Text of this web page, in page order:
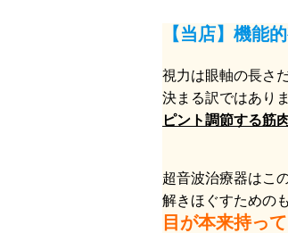
【当店】機能
視力は眼軸の長さ
決まる訳ではあり
ピント調節する筋
超音波治療器はこ
解きほぐすための
目が本来持っ